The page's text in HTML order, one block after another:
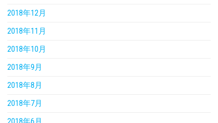
2018年12月
2018年11月
2018年10月
2018年9月
2018年8月
2018年7月